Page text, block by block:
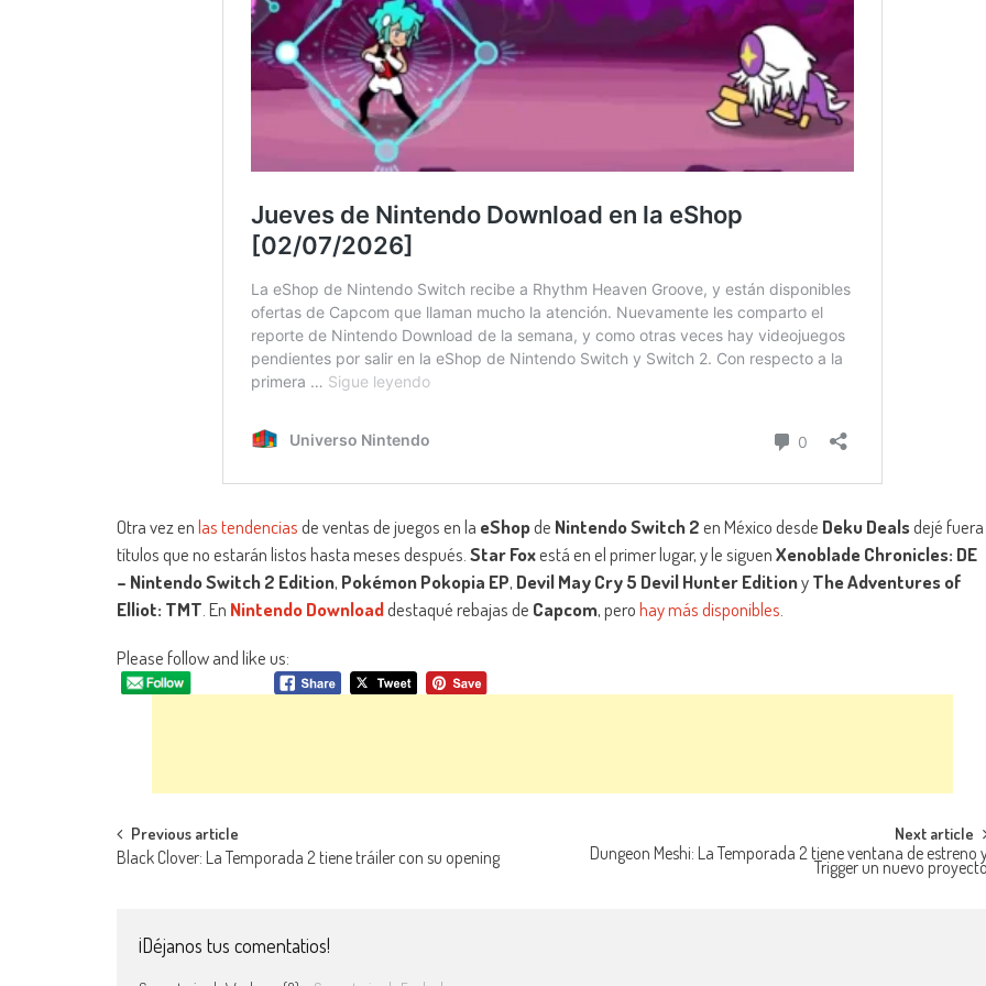
Otra vez enlas tendenciasde ventas de juegos en la eShopde Nintendo Switch 2en México desde Deku Dealsdejé fuera
títulos que no estarán listos hasta meses después.Star Foxestá en el primer lugar, y le siguenXenoblade Chronicles: DE
– Nintendo Switch 2 Edition, Pokémon Pokopia EP, Devil May Cry 5 Devil Hunter EditionyThe Adventures of
Elliot: TMT. En Nintendo Downloaddestaqué rebajas de Capcom, perohay más disponibles.
Please follow and like us:
Navegación de entradas
Previous article
Black Clover: La Temporada 2 tiene tráiler con su opening
Next article
Dungeon Meshi: La Temporada 2 tiene ventana de estreno
Trigger un nuevo proyecto
¡Déjanos tus comentatios!